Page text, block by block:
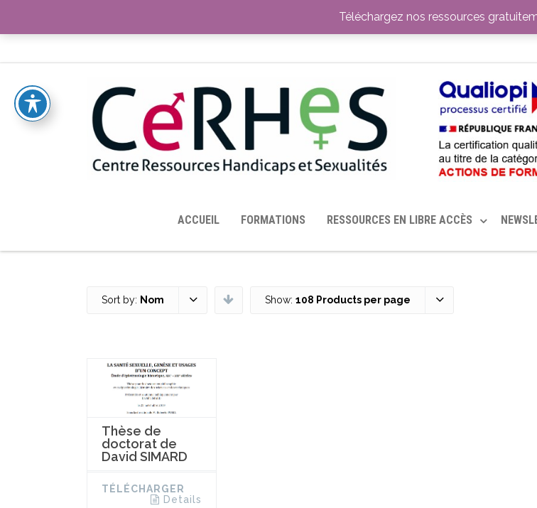
TOUTES LES RESSOURCES MISES À DISPOSITION PAR LE CERHES® FRANCE OUTILS
ACCUEIL FORMATIONS RESSOURCES EN LIBRE ACCÈS
Sort by: Nom Show: 108 Products per page
Thèse de
doctorat de
David SIMARD
TÉLÉCHARGER
Details
Téléchargez nos ressources